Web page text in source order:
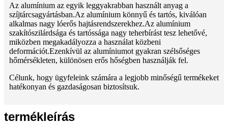
Az alumínium az egyik leggyakrabban használt anyag a
szíjtárcsagyártásban.Az alumínium könnyű és tartós, kiválóan
alkalmas nagy lóerős hajtásrendszerekhez.Az alumínium
szakítószilárdsága és tartóssága nagy teherbírást tesz lehetővé,
miközben megakadályozza a használat közbeni
deformációt.Ezenkívül az alumíniumot gyakran szélsőséges
hőmérsékleten, különösen erős hőségben használják fel.
Célunk, hogy ügyfeleink számára a legjobb minőségű termékeket
hatékonyan és gazdaságosan biztosítsuk.
termékleírás